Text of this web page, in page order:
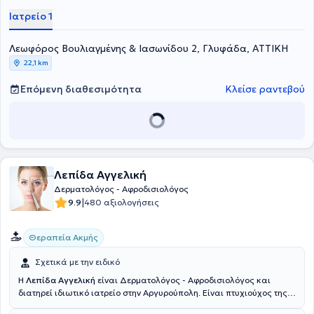
μέχρι σήμερα, συνεχίζει αδιάκοπα να επιδιώκει την αριστεία, να
ενημερώνεται για τις διεθνείς εξελίξεις, να αναζητά την καινοτομία
μέχρι και την τελευταία λεπτομέρεια. Παράλληλα, η ιατρός είναι
Διευθύντρια του Τμήματος Mohs Χειρουργικής του Νοσοκομείου
ΥΓΕΙΑ, αποτελώντας τη μοναδική πιστοποιημένη Mohs Χειρουργό
στην Ελλάδα.
Ιατρείο 1
Λεωφόρος Βουλιαγμένης & Ιασωνίδου 2, Γλυφάδα, ΑΤΤΙΚΗ
22,1 km
Επόμενη διαθεσιμότητα Κλείσε ραντεβού
Λεπίδα Αγγελική
Δερματολόγος - Αφροδισιολόγος
9.9|480 αξιολογήσεις
Θεραπεία Ακμής
Σχετικά με την ειδικό
Η Λεπίδα Αγγελική είναι Δερματολόγος - Αφροδισιολόγος και
διατηρεί ιδιωτικό ιατρείο στην Αργυρούπολη. Είναι πτυχιούχος της